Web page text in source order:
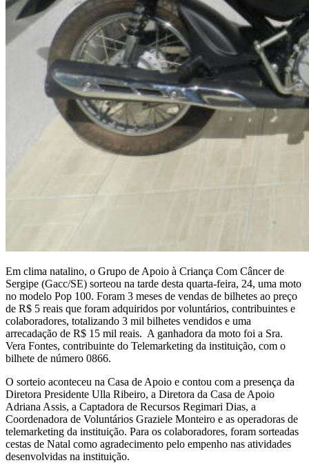
Em clima natalino, o Grupo de Apoio à Criança Com Câncer de
Sergipe (Gacc/SE) sorteou na tarde desta quarta-feira, 24, uma moto
no modelo Pop 100. Foram 3 meses de vendas de bilhetes ao preço
de R$ 5 reais que foram adquiridos por voluntários, contribuintes e
colaboradores, totalizando 3 mil bilhetes vendidos e uma
arrecadação de R$ 15 mil reais. A ganhadora da moto foi a Sra.
Vera Fontes, contribuinte do Telemarketing da instituição, com o
bilhete de número 0866.
O sorteio aconteceu na Casa de Apoio e contou com a presença da
Diretora Presidente Ulla Ribeiro, a Diretora da Casa de Apoio
Adriana Assis, a Captadora de Recursos Regimari Dias, a
Coordenadora de Voluntários Graziele Monteiro e as operadoras de
telemarketing da instituição. Para os colaboradores, foram sorteadas
cestas de Natal como agradecimento pelo empenho nas atividades
desenvolvidas na instituição.